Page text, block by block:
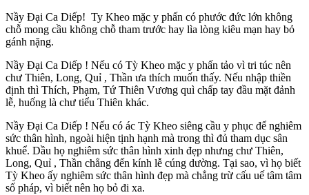
Nầy Ðại Ca Diếp! Ty Kheo mặc y phấn có phước đức lớn không
chỗ mong cầu không chỗ tham trước hay lìa lòng kiêu mạn hay bỏ
gánh nặng.
Nầy Ðại Ca Diếp ! Nếu có Tỳ Kheo mặc y phấn tảo vì tri túc nên
chư Thiên, Long, Quỉ , Thần ưa thích muốn thấy. Nếu nhập thiền
định thì Thích, Phạm, Tứ Thiên Vương quì chấp tay đầu mặt đảnh
lễ, huống là chư tiểu Thiên khác.
Nầy Ðại Ca Diếp ! Nếu có ác Tỳ Kheo siêng cầu y phục để nghiêm
sức thân hình, ngoài hiện tịnh hạnh mà trong thì đủ tham dục sân
khuể. Dầu họ nghiêm sức thân hình xinh đẹp nhưng chư Thiên,
Long, Quỉ , Thần chẳng đến kính lễ cúng dường. Tại sao, vì họ biết
Tỳ Kheo ấy nghiêm sức thân hình đẹp mà chẳng trừ cấu uế tâm tâm
số pháp, vì biết nên họ bỏ đi xa.